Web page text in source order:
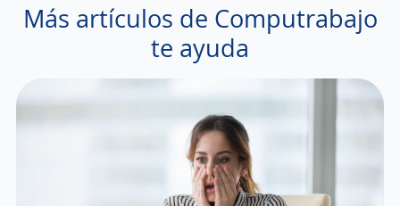
Más artículos de Computrabajo
te ayuda